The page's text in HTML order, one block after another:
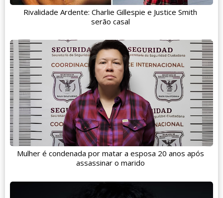
Rivalidade Ardente: Charlie Gillespie e Justice Smith
serão casal
Mulher é condenada por matar a esposa 20 anos após
assassinar o marido